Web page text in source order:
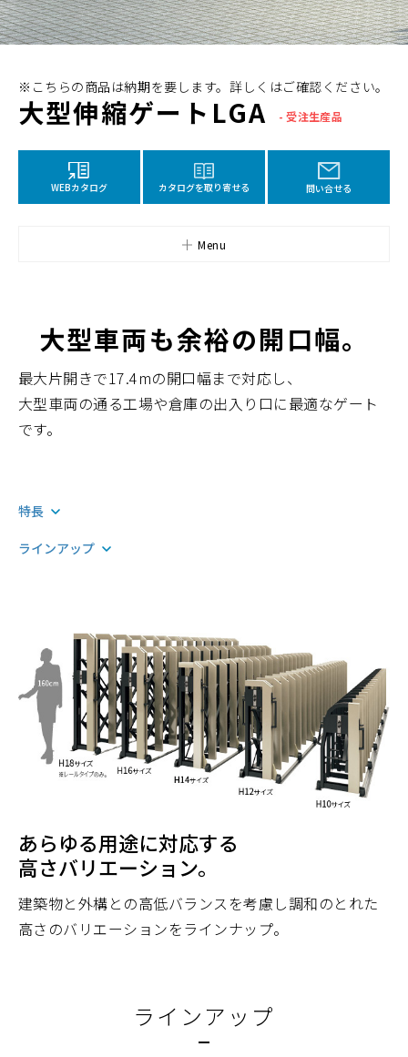
※こちらの商品は納期を要します。詳しくはご確認ください。
大型伸縮ゲートLGA - 受注生産品
WEBカタログ カタログを取り寄せる 問い合せる
Menu
大型車両も余裕の開口幅。
最大片開きで17.4mの開口幅まで対応し、
大型車両の通る工場や倉庫の出入り口に最適なゲート
です。
特長
ラインアップ
あらゆる用途に対応する
高さバリエーション。
建築物と外構との高低バランスを考慮し調和のとれた
高さのバリエーションをラインナップ。
ラインアップ